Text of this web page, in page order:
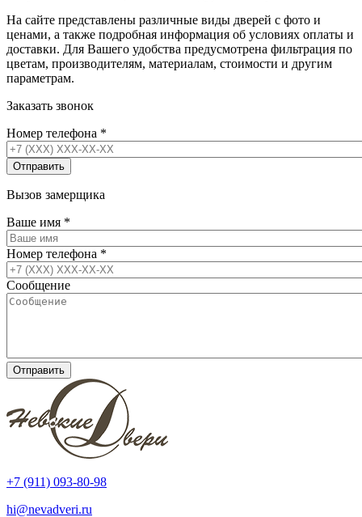
На сайте представлены различные виды дверей с фото и
ценами, а также подробная информация об условиях оплаты и
доставки. Для Вашего удобства предусмотрена фильтрация по
цветам, производителям, материалам, стоимости и другим
параметрам.
Заказать звонок
Номер телефона *
Вызов замерщика
Ваше имя *
Номер телефона *
Сообщение
+7 (911) 093-80-98
hi@nevadveri.ru